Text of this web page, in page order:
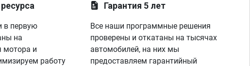
в первую
на
мотора и
работу
Гарантия 5 лет
Все наши программные решения
проверены и откатаны на тысячах
автомобилей, на них мы
предоставляем гарантийный